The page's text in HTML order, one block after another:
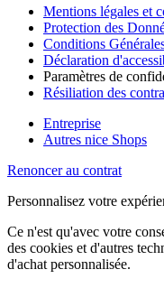
Mentions légales et
Protection des
Conditions
Déclaration
Paramètres de
Résiliation des
Entreprise
Autres nice Shops
Renoncer au contrat
Personnalisez votre
Ce n'est qu'avec votre
des cookies et d'autres
d'achat personnalisée.